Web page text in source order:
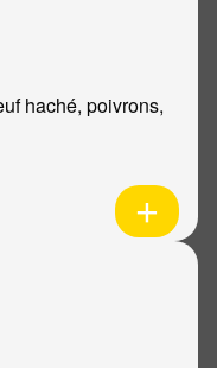
haché, poivrons,